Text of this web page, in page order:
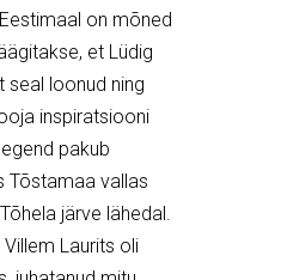
on mõned
et Lüdig
seal loonud ning
inspiratsiooni
pakub
Tõstamaa vallas
järve lähedal.
Laurits oli